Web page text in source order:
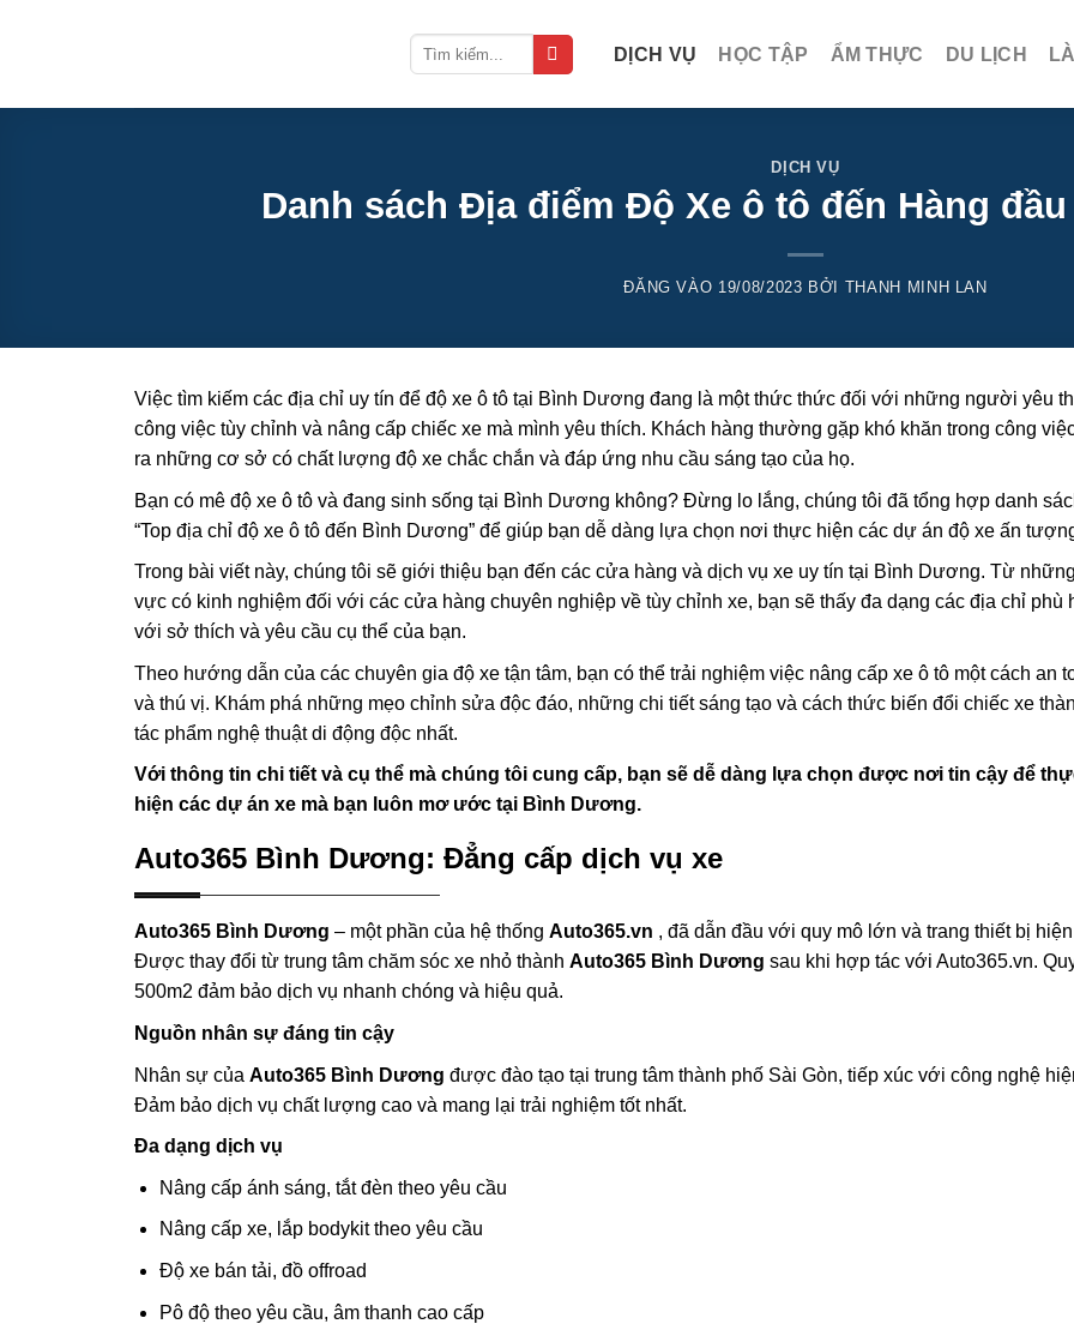
dung
DỊCH VỤ HỌC TẬP ẨM THỰC DU LỊCH
DỊCH VỤ
Danh sách Địa điểm Độ Xe ô tô đến Hàng
ĐĂNG VÀO 19/08/2023 BỞI THANH MINH LAN
Việc tìm kiếm các địa chỉ uy tín để độ xe ô tô tại Bình Dương đang là một thức thức đối với những người yêu
công việc tùy chỉnh và nâng cấp chiếc xe mà mình yêu thích. Khách hàng thường gặp khó khăn trong công
ra những cơ sở có chất lượng độ xe chắc chắn và đáp ứng nhu cầu sáng tạo của họ.
Bạn có mê độ xe ô tô và đang sinh sống tại Bình Dương không? Đừng lo lắng, chúng tôi đã tổng hợp danh
“Top địa chỉ độ xe ô tô đến Bình Dương” để giúp bạn dễ dàng lựa chọn nơi thực hiện các dự án độ xe ấn
Trong bài viết này, chúng tôi sẽ giới thiệu bạn đến các cửa hàng và dịch vụ xe uy tín tại Bình Dương. Từ
vực có kinh nghiệm đối với các cửa hàng chuyên nghiệp về tùy chỉnh xe, bạn sẽ thấy đa dạng các địa chỉ phù
với sở thích và yêu cầu cụ thể của bạn.
Theo hướng dẫn của các chuyên gia độ xe tận tâm, bạn có thể trải nghiệm việc nâng cấp xe ô tô một cách an
và thú vị. Khám phá những mẹo chỉnh sửa độc đáo, những chi tiết sáng tạo và cách thức biến đổi chiếc xe
tác phẩm nghệ thuật di động độc nhất.
Với thông tin chi tiết và cụ thể mà chúng tôi cung cấp, bạn sẽ dễ dàng lựa chọn được nơi tin cậy để
hiện các dự án xe mà bạn luôn mơ ước tại Bình Dương.
Auto365 Bình Dương: Đẳng cấp dịch vụ xe
Auto365 Bình Dương – một phần của hệ thống Auto365.vn , đã dẫn đầu với quy mô lớn và trang thiết bị
Được thay đổi từ trung tâm chăm sóc xe nhỏ thành Auto365 Bình Dương sau khi hợp tác với Auto365.vn.
500m2 đảm bảo dịch vụ nhanh chóng và hiệu quả.
Nguồn nhân sự đáng tin cậy
Nhân sự của Auto365 Bình Dương được đào tạo tại trung tâm thành phố Sài Gòn, tiếp xúc với công nghệ
Đảm bảo dịch vụ chất lượng cao và mang lại trải nghiệm tốt nhất.
Đa dạng dịch vụ
Nâng cấp ánh sáng, tắt đèn theo yêu cầu
Nâng cấp xe, lắp bodykit theo yêu cầu
Độ xe bán tải, đồ offroad
Pô độ theo yêu cầu, âm thanh cao cấp